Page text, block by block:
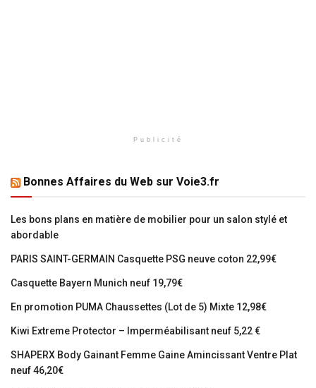
Publicité
Bonnes Affaires du Web sur Voie3.fr
Les bons plans en matière de mobilier pour un salon stylé et
abordable
PARIS SAINT-GERMAIN Casquette PSG neuve coton 22,99€
Casquette Bayern Munich neuf 19,79€
En promotion PUMA Chaussettes (Lot de 5) Mixte 12,98€
Kiwi Extreme Protector – Imperméabilisant neuf 5,22 €
SHAPERX Body Gainant Femme Gaine Amincissant Ventre Plat
neuf 46,20€